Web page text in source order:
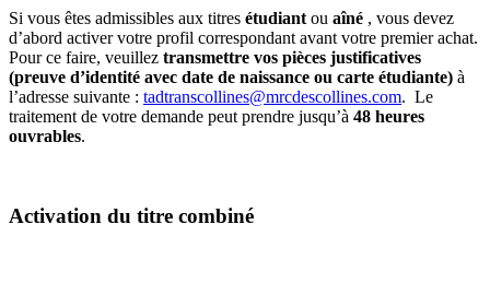
Si vous êtes admissibles aux titres étudiant ou aîné , vous devez
d’abord activer votre profil correspondant avant votre premier achat.
Pour ce faire, veuillez transmettre vos pièces justificatives
(preuve d’identité avec date de naissance ou carte étudiante) à
l’adresse suivante : tadtranscollines@mrcdescollines.com. Le
traitement de votre demande peut prendre jusqu’à 48 heures
ouvrables.
Activation du titre combiné